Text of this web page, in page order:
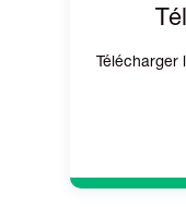
Télécharger